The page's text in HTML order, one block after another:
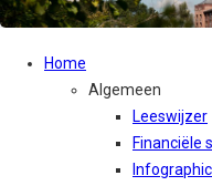
Home
Algemeen
Leeswijzer
Financiële